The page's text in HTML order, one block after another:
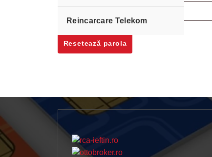
Reincarcare Telekom
Resetează parola